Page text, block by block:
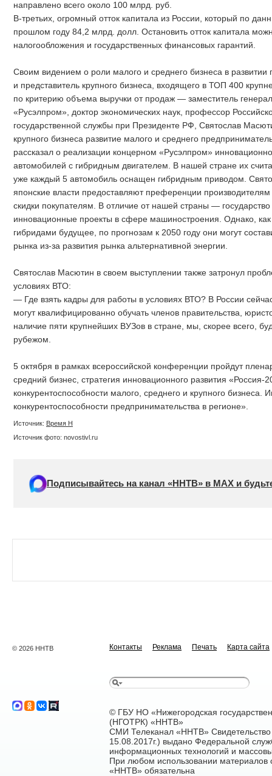
направлено всего около 100 млрд. руб.
В-третьих, огромный отток капитала из России, который по
прошлом году 84,2 млрд. долл. Остановить отток капитала
налогообложения и государственных финансовых гарантий.
Своим видением о роли малого и среднего бизнеса в
и представитель крупного бизнеса, входящего в ТОП 400
по критерию объема выручки от продаж — заместитель
«Русэлпром», доктор экономических наук, профессор
государственной службы при Президенте РФ, Святослав
крупного бизнеса развитие малого и среднего
рассказал о реализации концерном «Русэлпром»
автомобилей с гибридным двигателем. В нашей стране их
уже каждый 5 автомобиль оснащен гибридным приводом.
японские власти предоставляют преференции производителям
скидки покупателям. В отличие от нашей страны —
инновационные проекты в сфере машиностроения. Однако,
гибридами будущее, по прогнозам к 2050 году они могут
рынка из-за развития рынка альтернативной энергии.
Святослав Масютин в своем выступлении также затронул
условиях ВТО:
— Где взять кадры для работы в условиях ВТО? В России
могут квалифицированно обучать членов правительства,
наличие пяти крупнейших ВУЗов в стране, мы, скорее всего,
рубежом.
5 октября в рамках всероссийской конференции пройдут
средний бизнес, стратегия инновационного развития
конкурентоспособности малого, среднего и крупного бизнеса.
конкурентоспособности предпринимательства в регионе».
Источник: Время Н
Источник фото: novostivl.ru
Подписывайтесь на канал «ННТВ» в МАХ и
© 2026 ННТВ Контакты Реклама Печать Карта сайта
© ГБУ НО «Нижегородская
(НГОТРК) «ННТВ»
СМИ Телеканал «ННТВ»
15.08.2017г.) выдано Федеральной
информационных технологий и
При любом использовании материалов
«ННТВ» обязательна